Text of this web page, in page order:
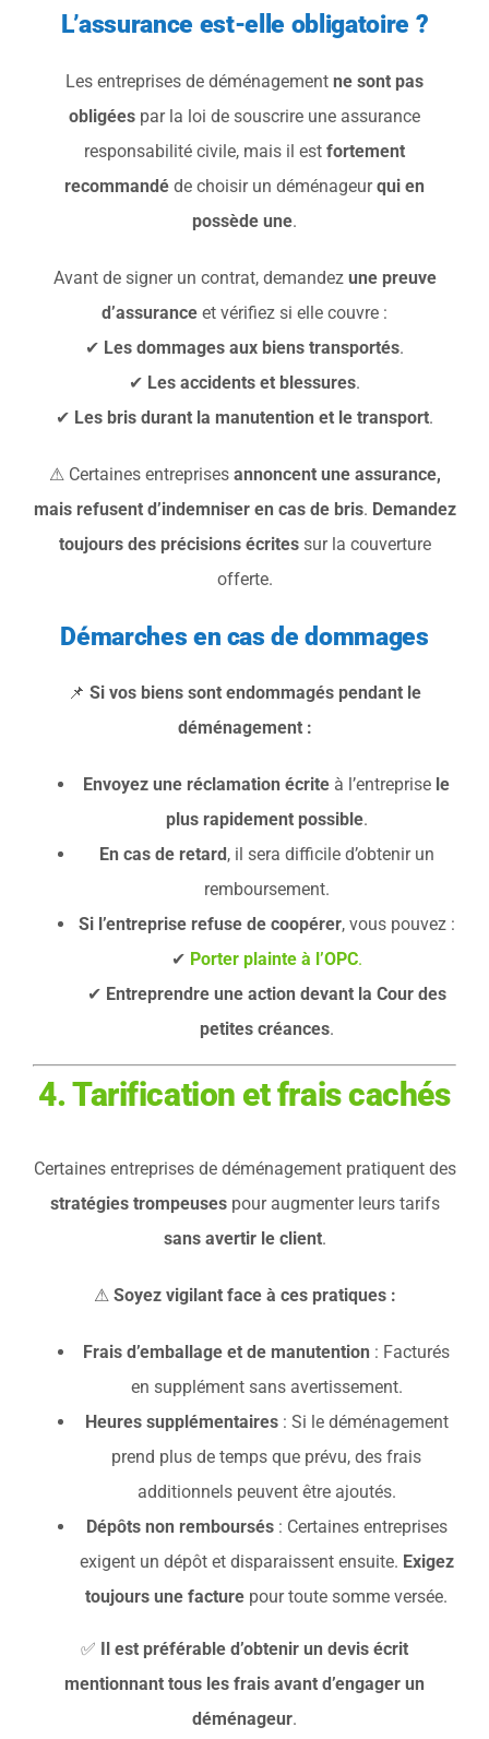
L’assurance est-elle obligatoire ?
Les entreprises de déménagement ne sont pas
obligées par la loi de souscrire une assurance
responsabilité civile, mais il est fortement
recommandé de choisir un déménageurqui en
possède une.
Avant de signer un contrat, demandez une preuve
d’assurance et vérifiez si elle couvre :
✔ Les dommages aux biens transportés.
✔ Les accidents et blessures.
✔ Les bris durant la manutention et le transport.
⚠ Certaines entreprises annoncent une assurance,
mais refusent d’indemniser en cas de bris. Demandez
toujours des précisions écritessur la couverture
offerte.
Démarches en cas de dommages
📌 Si vos biens sont endommagés pendant le
déménagement :
Envoyez une réclamation écrite à l’entreprise le
plus rapidement possible.
En cas de retard , il sera difficile d’obtenir un
remboursement.
Si l’entreprise refuse de coopérer, vous pouvez :
✔ Porter plainte à l’OPC.
✔ Entreprendre une action devant la Cour des
petites créances.
4. Tarification et frais cachés
Certaines entreprises de déménagement pratiquent des
stratégies trompeusespour augmenter leurs tarifs
sans avertir le client.
⚠ Soyez vigilant face à ces pratiques :
Frais d’emballage et de manutention : Facturés
en supplément sans avertissement.
Heures supplémentaires: Si le déménagement
prend plus de temps que prévu, des frais
additionnels peuvent être ajoutés.
Dépôts non remboursés: Certaines entreprises
exigent un dépôt et disparaissent ensuite. Exigez
toujours une facture pour toute somme versée.
✅ Il est préférable d’obtenir un devis écrit
mentionnant tous les frais avant d’engager un
déménageur.